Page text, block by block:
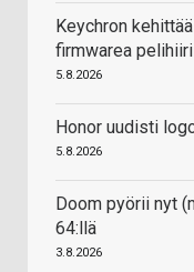
Keychron
firmwarea
5.8.2026
Honor uudisti
5.8.2026
Doom pyörii nyt
64:llä
3.8.2026